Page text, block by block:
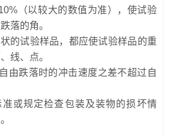
（以较大的数值为准），使试验
落的角。
的试验样品，都应使试验样品的重
线、点。
由跌落时的冲击速度之差不超过自
或规定检查包装及装物的损坏情